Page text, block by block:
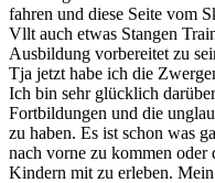
fahren und diese Seite vom
Vllt auch etwas Stangen
Ausbildung vorbereitet zu
Tja jetzt habe ich die
Ich bin sehr glücklich
Fortbildungen und die
zu haben. Es ist schon was
nach vorne zu kommen
Kindern mit zu erleben.